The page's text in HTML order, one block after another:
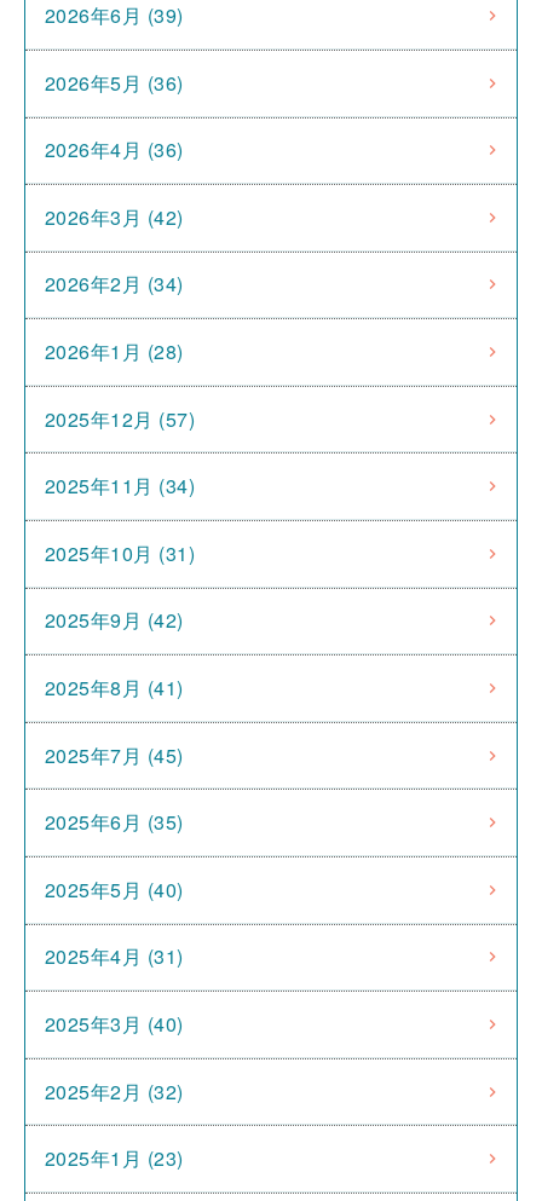
2026年6月 (39)
2026年5月 (36)
2026年4月 (36)
2026年3月 (42)
2026年2月 (34)
2026年1月 (28)
2025年12月 (57)
2025年11月 (34)
2025年10月 (31)
2025年9月 (42)
2025年8月 (41)
2025年7月 (45)
2025年6月 (35)
2025年5月 (40)
2025年4月 (31)
2025年3月 (40)
2025年2月 (32)
2025年1月 (23)